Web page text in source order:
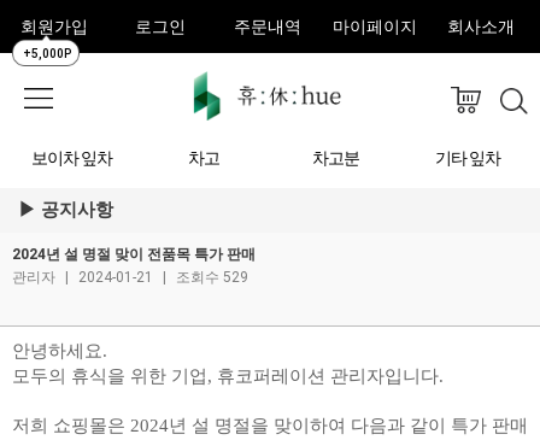
회원가입
+5,000P
로그인 주문내역 마이페이지 회사소개
보이차 잎차 차고 차고분 기타 잎차
공지사항
2024년 설 명절 맞이 전품목 특가 판매
관리자
2024-01-21 조회수 529
안녕하세요.
모두의 휴식을 위한 기업, 휴코퍼레이션 관리자입니다.
저희 쇼핑몰은 2024년 설 명절을 맞이하여 다음과 같이 특가 판매